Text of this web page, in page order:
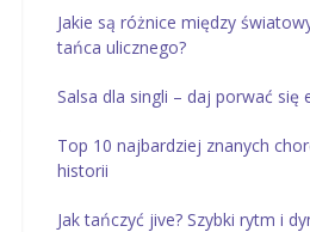
Jakie są różnice między
tańca ulicznego?
Salsa dla singli – daj porwać się
Top 10 najbardziej znanych
historii
Jak tańczyć jive? Szybki rytm i